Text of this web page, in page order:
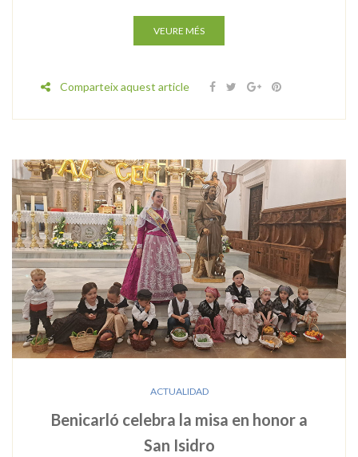
VEURE MÉS
Comparteix aquest article
ACTUALIDAD
Benicarló celebra la misa en honor a
San Isidro